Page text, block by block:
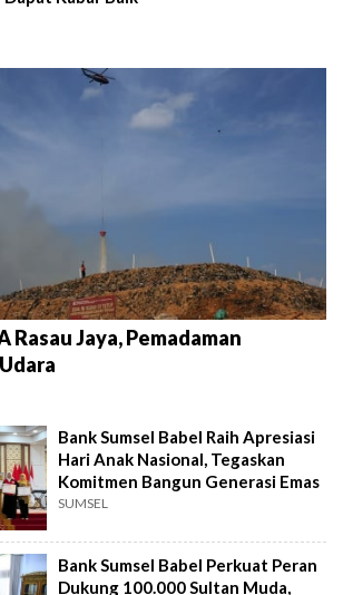
Rasau Jaya, Pemadaman
Bank Sumsel Babel Raih Apresiasi
Hari Anak Nasional, Tegaskan
Komitmen Bangun Generasi Emas
SUMSEL
Bank Sumsel Babel Perkuat Peran
Dukung 100.000 Sultan Muda,